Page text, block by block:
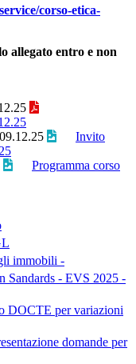
corso-etica-
allegato entro e non
Invito
Programma corso
immobili -
Sandards - EVS 2025 -
DOCTE per variazioni
domande per